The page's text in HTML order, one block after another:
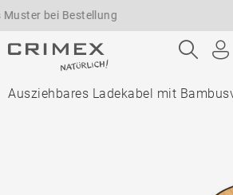
bei Bestellung
Ausziehbares Ladekabel mit